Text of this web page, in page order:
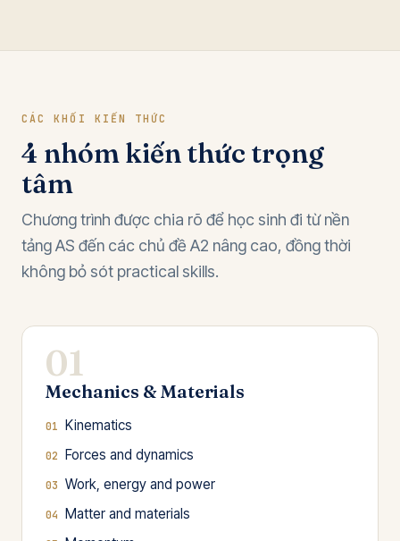
CÁC KHỐI KIẾN THỨC
4 nhóm kiến thức trọng
tâm
Chương trình được chia rõ để học sinh đi từ nền
tảng AS đến các chủ đề A2 nâng cao, đồng thời
không bỏ sót practical skills.
01
Mechanics & Materials
Kinematics
Forces and dynamics
Work, energy and power
Matter and materials